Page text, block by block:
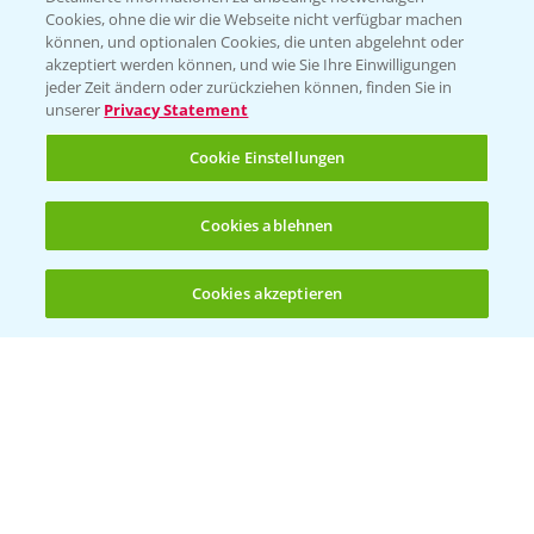
(noch 4)
KONTAKT
Hilfe in Notfällen
T.+49 (0)214/30-20220
Folgen Sie uns
Cookies, ohne die wir die Webseite nicht verfügbar machen
können, und optionalen Cookies, die unten abgelehnt oder
akzeptiert werden können, und wie Sie Ihre Einwilligungen
jeder Zeit ändern oder zurückziehen können, finden Sie in
unserer Privacy Statement
Cookie Einstellungen
Cookies ablehnen
Cookies akzeptieren